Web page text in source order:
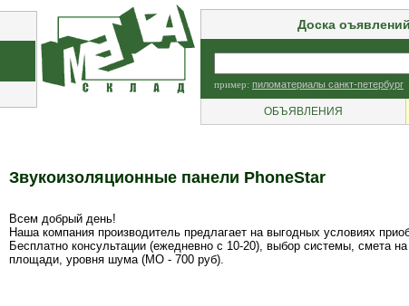
Доска оъявлений
пример: пиломатериалы санкт-петербург
ОБЪЯВЛЕНИЯ
Звукоизоляционные панели PhoneStar
Всем добрый день!
Наша компания производитель предлагает на выгодных условиях
Бесплатно консультации (ежедневно с 10-20), выбор системы, смета
площади, уровня шума (МО - 700 руб).